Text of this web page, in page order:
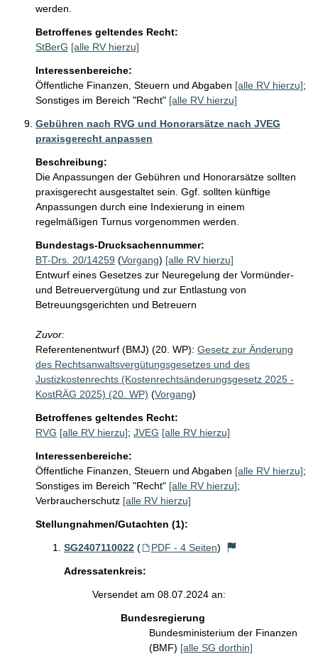
werden.
Betroffenes geltendes Recht:
StBerG [alle RV hierzu]
Interessenbereiche:
Öffentliche Finanzen, Steuern und Abgaben [alle RV hierzu];
Sonstiges im Bereich "Recht" [alle RV hierzu]
Gebühren nach RVG und Honorarsätze nach JVEG
praxisgerecht anpassen
Beschreibung:
Die Anpassungen der Gebühren und Honorarsätze sollten
praxisgerecht ausgestaltet sein. Ggf. sollten künftige
Anpassungen durch eine Indexierung in einem
regelmäßigen Turnus vorgenommen werden.
Bundestags-Drucksachennummer:
BT-Drs. 20/14259 (Vorgang) [alle RV hierzu]
Entwurf eines Gesetzes zur Neuregelung der Vormünder-
und Betreuervergütung und zur Entlastung von
Betreuungsgerichten und Betreuern
Zuvor:
Referentenentwurf (BMJ) (20. WP): Gesetz zur Änderung
des Rechtsanwaltsvergütungsgesetzes und des
Justizkostenrechts (Kostenrechtsänderungsgesetz 2025 -
KostRÄG 2025) (20. WP) (Vorgang)
Betroffenes geltendes Recht:
RVG [alle RV hierzu]; JVEG [alle RV hierzu]
Interessenbereiche:
Öffentliche Finanzen, Steuern und Abgaben [alle RV hierzu];
Sonstiges im Bereich "Recht" [alle RV hierzu];
Verbraucherschutz [alle RV hierzu]
Stellungnahmen/Gutachten (1):
SG2407110022 ( PDF - 4 Seiten)
Adressatenkreis:
Versendet am 08.07.2024 an:
Bundesregierung
Bundesministerium der Finanzen
(BMF) [alle SG dorthin]